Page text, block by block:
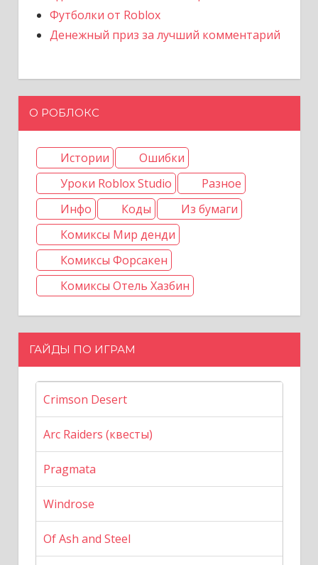
Футболки от Roblox
Денежный приз за лучший комментарий
О РОБЛОКС
Истории
Ошибки
Уроки Roblox Studio
Разное
Инфо
Коды
Из бумаги
Комиксы Мир денди
Комиксы Форсакен
Комиксы Отель Хазбин
ГАЙДЫ ПО ИГРАМ
Crimson Desert
Arc Raiders (квесты)
Pragmata
Windrose
Of Ash and Steel